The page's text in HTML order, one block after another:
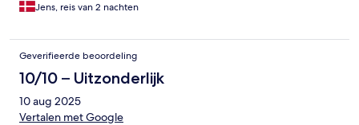
Jens, reis van 2 nachten
Geverifieerde beoordeling
10/10 – Uitzonderlijk
10 aug 2025
Vertalen met Google